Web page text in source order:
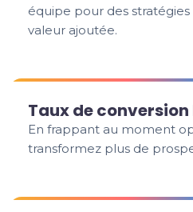
équipe pour des
valeur ajoutée.
Taux de
En frappant au moment
transformez plus de